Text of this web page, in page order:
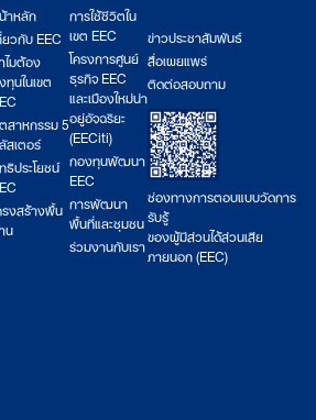
าหลัก
ยวกับ EEC
ไมต้อง
ทุนในเขต
สาหกรรม 5
สเตอร์
ธิประโยชน์
รงสร้างพื้น
น
การใช้ชีวิตใน
เขต EEC
โครงการศูนย์
ธุรกิจ EEC
และเมืองใหม่น่า
อยู่อัจฉริยะ
(EECiti)
กองทุนพัฒนา
EEC
การพัฒนา
พื้นที่และชุมชน
ร่วมงานกับเรา
ข่าวประชาสัมพันธ์
สื่อเผยแพร่
ติดต่อสอบถาม
ช่องทางการตอบแบบวัดการ
รับรู้
ของผู้มีส่วนได้ส่วนเสีย
ภายนอก (EEC)